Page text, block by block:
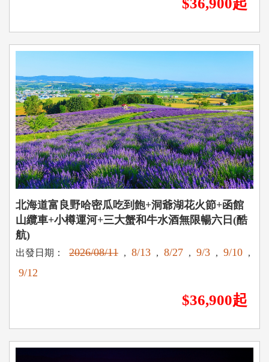
$36,900起
北海道富良野哈密瓜吃到飽+洞爺湖花火節+函館
山纜車+小樽運河+三大蟹和牛水酒無限暢六日(酷
航)
出發日期： 2026/08/11 , 8/13 , 8/27 , 9/3 , 9/10 ,
9/12
$36,900起